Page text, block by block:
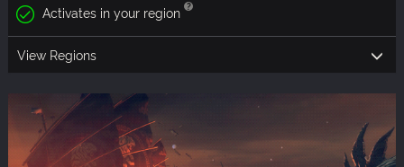
Activates in your region
View Regions